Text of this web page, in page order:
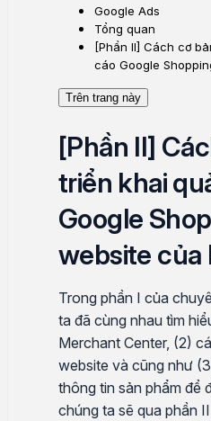
Google Ads
Tổng quan
[Phần II] Cách cơ
cáo Google
Trên trang này
[Phần II]
triển khai
Google
website của
Trong phần I của
ta đã cùng nhau tìm
Merchant Center, (2)
website và cũng như
thông tin sản phẩm để
chúng ta sẽ qua phần